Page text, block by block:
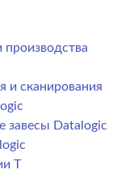
производства
и сканирования
завесы Datalogic
T